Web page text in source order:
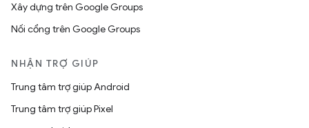
Xây dựng trên Google Groups
Nối cổng trên Google Groups
NHẬN TRỢ GIÚP
Trung tâm trợ giúp Android
Trung tâm trợ giúp Pixel